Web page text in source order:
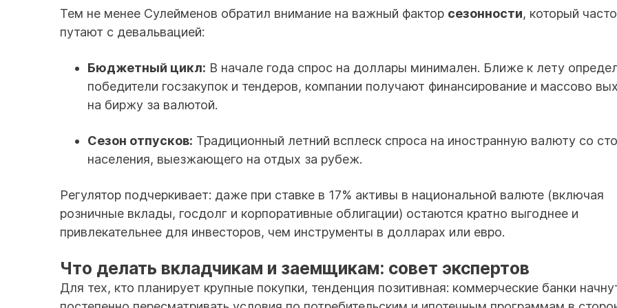
Тем не менее Сулейменов обратил внимание на важный фактор сезонности, который часто
путают с девальвацией:
Бюджетный цикл: В начале года спрос на доллары минимален. Ближе к лету
победители госзакупок и тендеров, компании получают финансирование и массово
на биржу за валютой.
Сезон отпусков: Традиционный летний всплеск спроса на иностранную валюту со
населения, выезжающего на отдых за рубеж.
Регулятор подчеркивает: даже при ставке в 17% активы в национальной валюте (включая
розничные вклады, госдолг и корпоративные облигации) остаются кратно выгоднее и
привлекательнее для инвесторов, чем инструменты в долларах или евро.
Что делать вкладчикам и заемщикам: совет экспертов
Для тех, кто планирует крупные покупки, тенденция позитивная: коммерческие банки